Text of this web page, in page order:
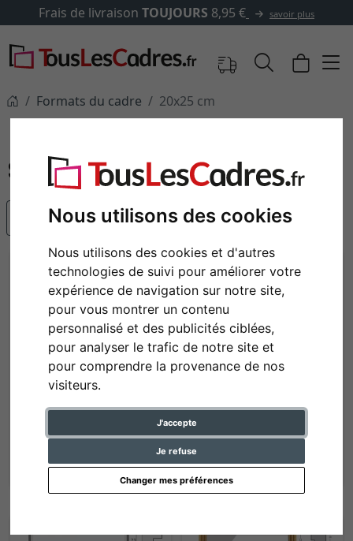
Nous utilisons des cookies
Nous utilisons des cookies et d'autres
technologies de suivi pour améliorer votre
expérience de navigation sur notre site,
pour vous montrer un contenu
personnalisé et des publicités ciblées,
pour analyser le trafic de notre site et
pour comprendre la provenance de nos
visiteurs.
J'accepte
Je refuse
Changer mes préférences
TOUJOURS8,95 € savoir plus
Formats du cadre 20x25 cm
populaire
Cadre en bois Luise
de 16,70 € *
Cadre photo en aluminium BARTH,
série 1125
de 40,10 € *